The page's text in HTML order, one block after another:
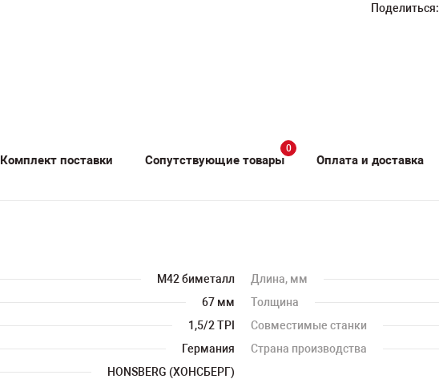
Поделиться:
Комплект поставки Сопутствующие товары
0
Оплата и доставка
M42 биметалл Длина, мм
67 мм Толщина
1,5/2 TPI Совместимые станки
Германия Страна производства
HONSBERG (ХОНСБЕРГ)